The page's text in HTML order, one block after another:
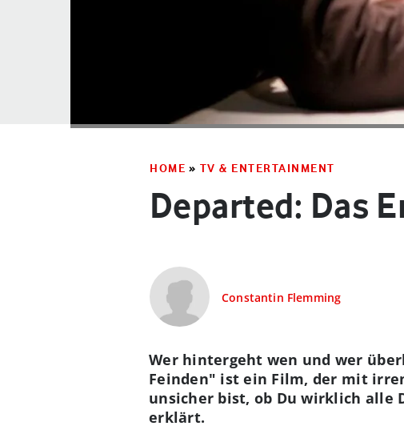
HOME » TV & ENTERTAINMENT
Departed: Das
Constantin Flemming
Wer hintergeht wen und wer
Feinden" ist ein Film, der mit
unsicher bist, ob Du wirklich alle
erklärt.